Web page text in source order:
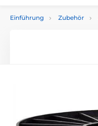
Einführung Zubehör